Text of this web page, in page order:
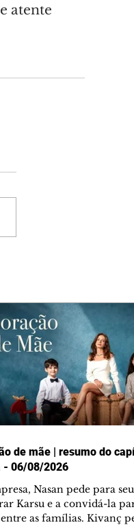
atente
de mãe | resumo do
- 06/08/2026
Nasan pede para seu
Karsu e a convidá-la
as famílias. Kivanç